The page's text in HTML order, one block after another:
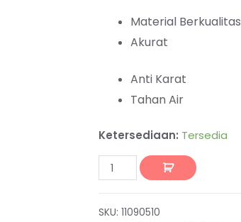
Material Berkualitas
Akurat
Anti Karat
Tahan Air
Ketersediaan: Tersedia
SKU: 11090510